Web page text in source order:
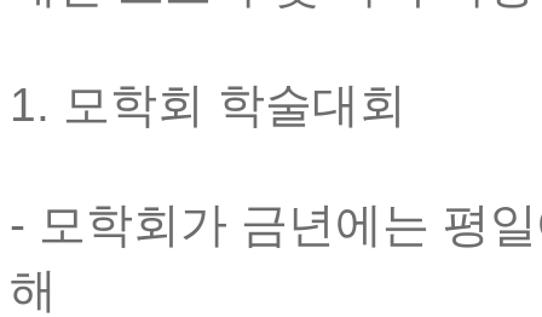
1. 모학회 학술대회
- 모학회가 금년에는 평
해